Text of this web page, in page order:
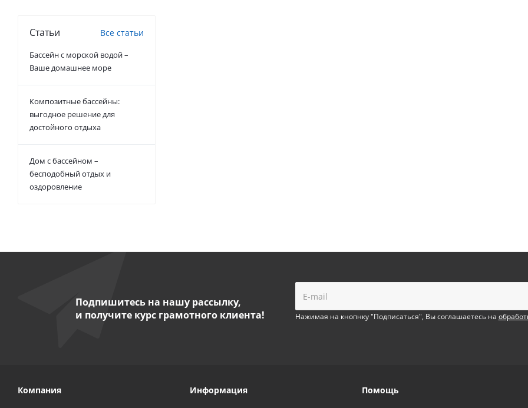
Статьи Все статьи
Бассейн с морской водой –
Ваше домашнее море
Композитные бассейны:
выгодное решение для
достойного отдыха
Дом с бассейном –
бесподобный отдых и
оздоровление
Подпишитесь на нашу рассылку,
и получите курс грамотного клиента!
Нажимая на кнопнку "Подписаться", Вы соглашаетесь на
Компания Информация Помощь